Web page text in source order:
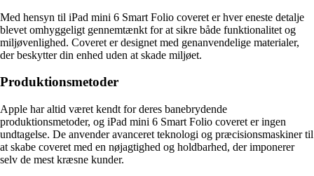
Med hensyn til iPad mini 6 Smart Folio coveret er hver eneste detalje
blevet omhyggeligt gennemtænkt for at sikre både funktionalitet og
miljøvenlighed. Coveret er designet med genanvendelige materialer,
der beskytter din enhed uden at skade miljøet.
Produktionsmetoder
Apple har altid været kendt for deres banebrydende
produktionsmetoder, og iPad mini 6 Smart Folio coveret er ingen
undtagelse. De anvender avanceret teknologi og præcisionsmaskiner til
at skabe coveret med en nøjagtighed og holdbarhed, der imponerer
selv de mest kræsne kunder.